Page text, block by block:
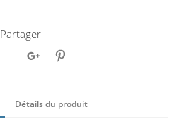
Partager
Détails du produit